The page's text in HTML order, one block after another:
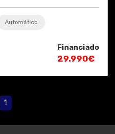
Automático
Financiado
29.990€
1